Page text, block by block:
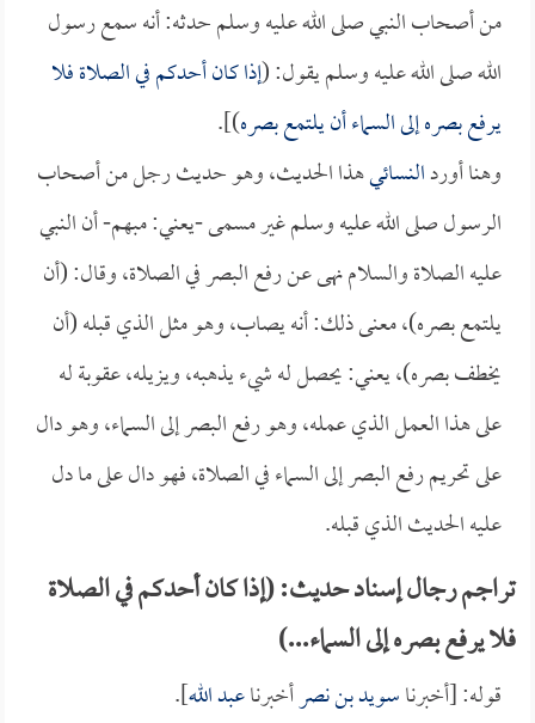
من أصحاب النبي صلى الله عليه وسلم حدثه: أنه سمع رسول
الله صلى الله عليه وسلم يقول: (إذا كان أحدكم في الصلاة فلا
يرفع بصره إلى السماء أن يلتمع بصره)].
وهنا أوردالنسائيهذا الحديث، وهو حديث رجل من أصحاب
الرسول صلى الله عليه وسلم غير مسمى -يعني: مبهم- أن النبي
عليه الصلاة والسلام نهى عن رفع البصر في الصلاة، وقال: (أن
يلتمع بصره)، معنى ذلك: أنه يصاب، وهو مثل الذي قبله (أن
يخطف بصره)، يعني: يحصل له شيء يذهبه، ويزيله، عقوبة له
على هذا العمل الذي عمله، وهو رفع البصر إلى السماء، وهو دال
على تحريم رفع البصر إلى السماء في الصلاة، فهو دال على ما دل
عليه الحديث الذي قبله.
تراجم رجال إسناد حديث: (إذا كان أحدكم في الصلاة
فلا يرفع بصره إلى السماء...)
قوله: [أخبرناسويد بن نصرأخبرناعبد الله].